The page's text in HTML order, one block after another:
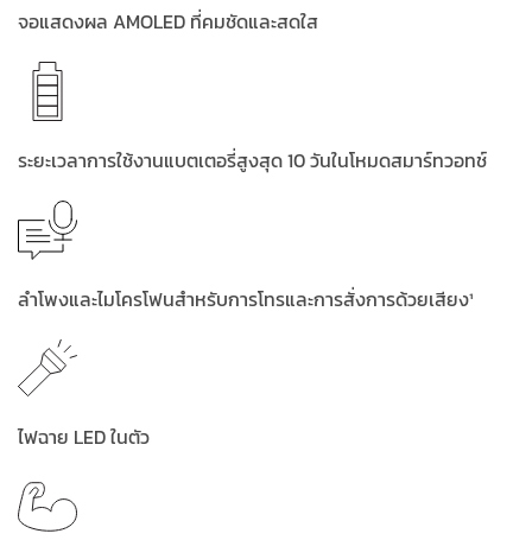
จอแสดงผล AMOLED ที่คมชัดและสดใส
ระยะเวลาการใช้งานแบตเตอรี่สูงสุด 10 วันในโหมดสมาร์ทวอทช์
ลำโพงและไมโครโฟนสำหรับการโทรและการสั่งการด้วยเสียง¹
ไฟฉาย LED ในตัว